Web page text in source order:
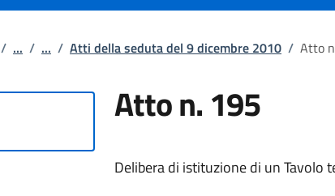
/ ... / ... / Atti della seduta del 9 dicembre 2010 / Atto
Atto n. 195
Delibera di istituzione di un Tavolo